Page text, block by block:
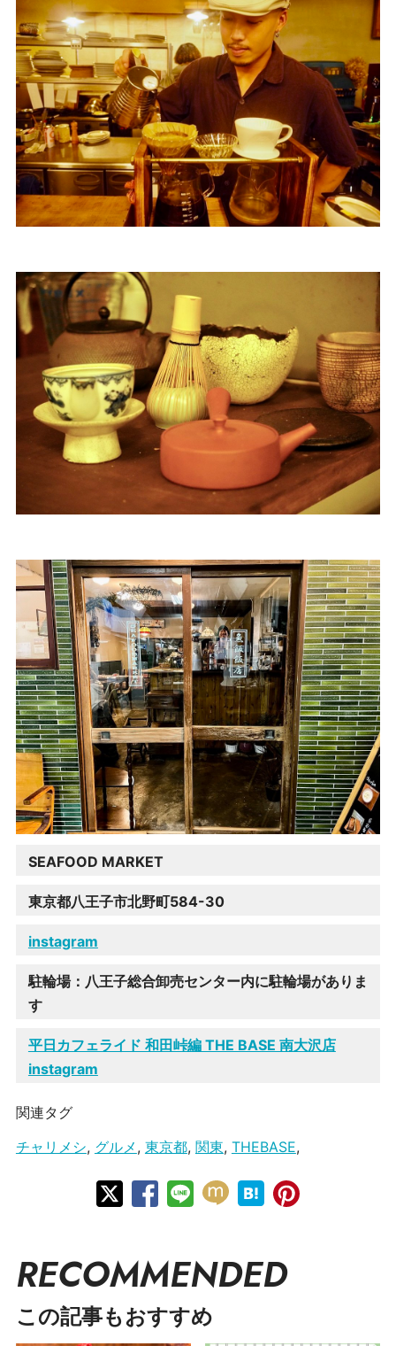
SEAFOOD MARKET
東京都八王子市北野町584-30
instagram
駐輪場：八王子総合卸売センター内に駐輪場がありま
す
平日カフェライド 和田峠編 THE BASE 南大沢店
instagram
関連タグ
チャリメシ, グルメ , 東京都, 関東, THEBASE,
RECOMMENDED
この記事もおすすめ